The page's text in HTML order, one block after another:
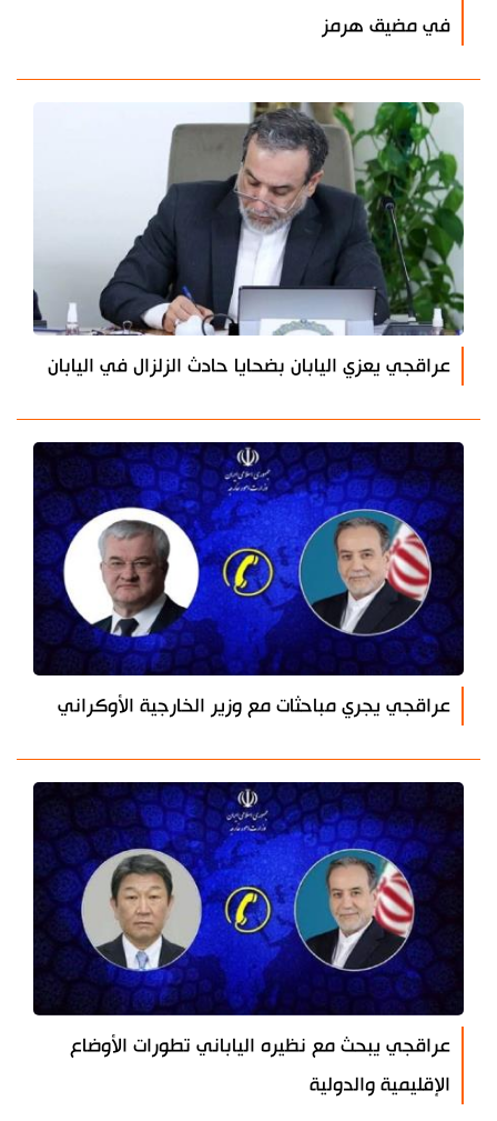
في مضيق هرمز
عراقجي يعزي اليابان بضحايا حادث الزلزال في اليابان
عراقجي يجري مباحثات مع وزير الخارجية الأوكراني
عراقجي يبحث مع نظيره الياباني تطورات الأوضاع
الإقليمية والدولية